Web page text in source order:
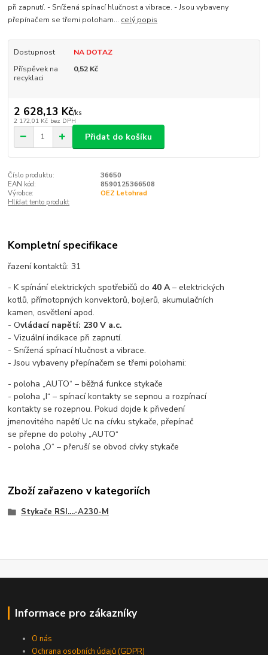
při zapnutí. - Snížená spínací hlučnost a vibrace. - Jsou vybaveny
přepínačem se třemi poloham... celý popis
Dostupnost
NA DOTAZ
Příspěvek na
recyklaci
0,52 Kč
2 628,13 Kč/ks
2 172,01 Kč bez DPH
Přidat do košíku
Číslo produktu:
36650
EAN kód:
8590125366508
Výrobce:
OEZ Letohrad
Hlídat tento produkt
Kompletní specifikace
řazení kontaktů: 31
- K spínání elektrických spotřebičů do40 A– elektrických
kotlů, přímotopných konvektorů, bojlerů, akumulačních
kamen, osvětlení apod.
- Ovládací napětí: 230 V a.c.
- Vizuální indikace při zapnutí.
- Snížená spínací hlučnost a vibrace.
- Jsou vybaveny přepínačem se třemi polohami:
- poloha „AUTO“ – běžná funkce stykače
- poloha „I“ – spínací kontakty se sepnou a rozpínací
kontakty se rozepnou. Pokud dojde k přivedení
jmenovitého napětí Uc na cívku stykače, přepínač
se přepne do polohy „AUTO“
- poloha „O“ – přeruší se obvod cívky stykače
Zboží zařazeno v kategoriích
Stykače RSI....-A230-M
Informace pro zákazníky
O nás
Ochrana osobních údajů (GDPR)